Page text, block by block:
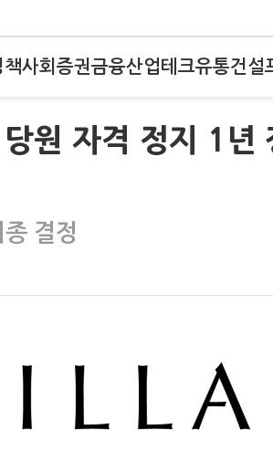
책사회 증권금융산업테크유통건설
원 자격 정지 1년
결정